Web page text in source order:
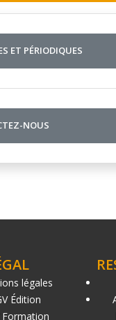
ET PÉRIODIQUES
NOUS
légales
Édition
Formation